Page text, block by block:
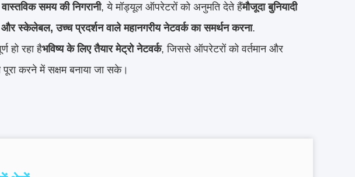
समय की निगरानी, ये मॉड्यूल ऑपरेटरों को अनुमति देते हैंमौजूदा बुनियादी
स्केलेबल, उच्च प्रदर्शन वाले महानगरीय नेटवर्क का समर्थन करना.
हो रहा हैभविष्य के लिए तैयार मेट्रो नेटवर्क, जिससे ऑपरेटरों को वर्तमान और
करने में सक्षम बनाया जा सके।